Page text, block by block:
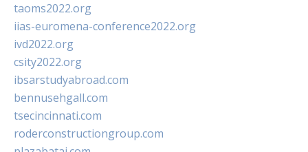
taoms2022.org
iias-euromena-conference2022.org
ivd2022.org
csity2022.org
ibsarstudyabroad.com
bennusehgall.com
tsecincinnati.com
roderconstructiongroup.com